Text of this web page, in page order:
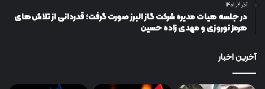
آذر ۲, ۱۴۰۱
در جلسه هیات مدیره شرکت گاز البرز صورت گرفت؛ قدردانی از تلاش‌های
هرمز نوروزی و مهدی زاده حسین
آخرین اخبار